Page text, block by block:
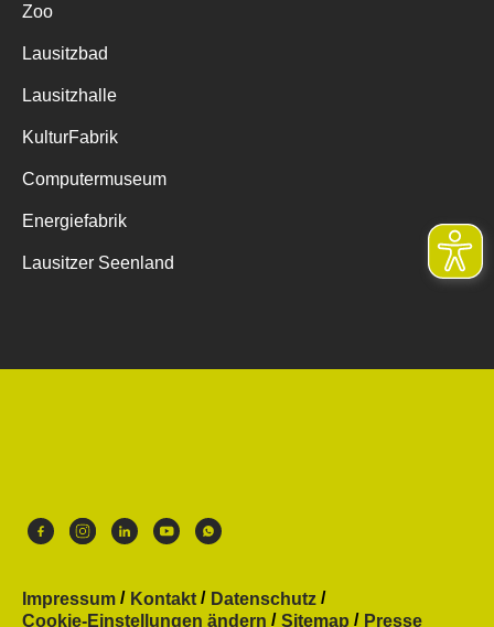
Zoo
Lausitzbad
Lausitzhalle
KulturFabrik
Computermuseum
Energiefabrik
Lausitzer Seenland
Impressum Kontakt
Datenschutz
Cookie-Einstellungen ändern
Sitemap Presse